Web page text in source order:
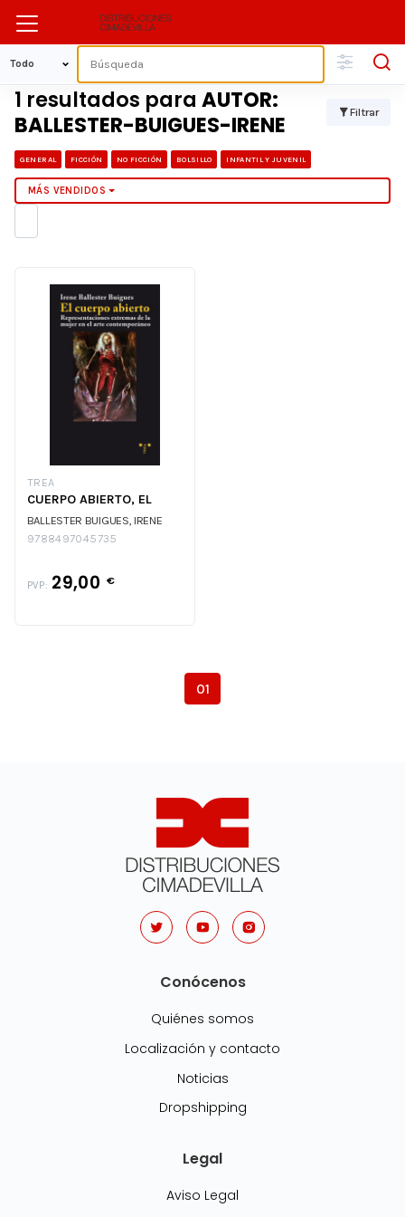
1 resultados para AUTOR:
BALLESTER-BUIGUES-IRENE
Filtrar
GENERAL FICCIÓN NO FICCIÓN BOLSILLO INFANTIL Y JUVENIL
MÁS VENDIDOS
TREA
CUERPO ABIERTO, EL
BALLESTER BUIGUES, IRENE
9788497045735
PVP: 29,00 €
01
Conócenos
Quiénes somos
Localización y contacto
Noticias
Dropshipping
Legal
Aviso Legal